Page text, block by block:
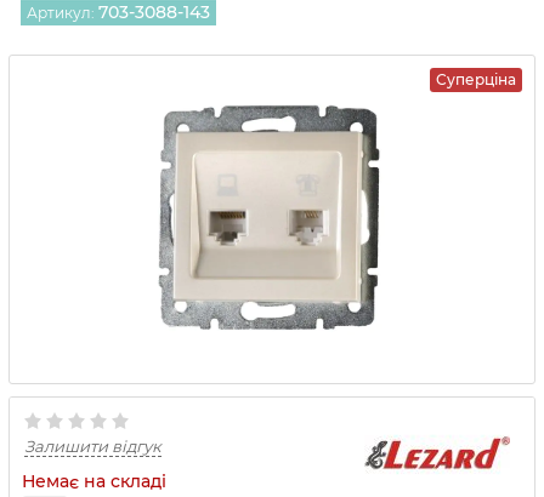
Артикул: 703-3088-143
Суперціна
Залишити відгук
Немає на складі